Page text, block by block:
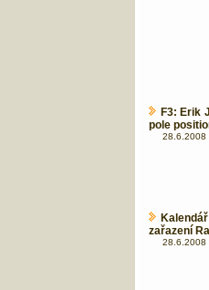
F3: Erik
pole
28.6.2008
zařazení
28.6.2008